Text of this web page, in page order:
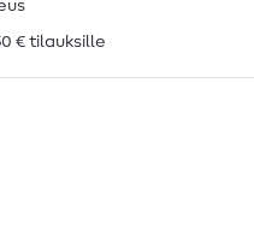
€ tilauksille